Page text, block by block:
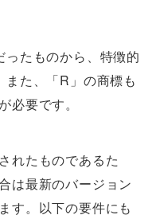
たものから、特徴的
た、「R」の商標も
必要です。
れたものであるた
は最新のバージョン
す。以下の要件にも